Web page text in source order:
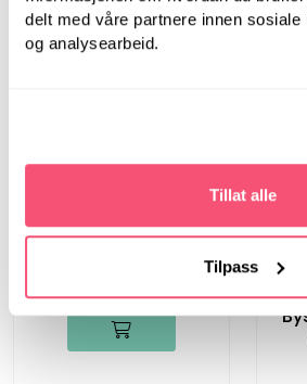
delt med våre partnere innen sosiale
og analysearbeid.
Tillat alle
Tilpass
Bystrikk Målebånd
(Rosa)